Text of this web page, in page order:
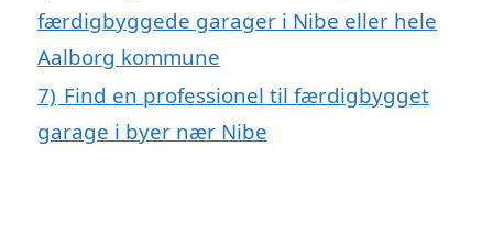
færdigbyggede garager i Nibe eller hele
Aalborg kommune
7) Find en professionel til færdigbygget
garage i byer nær Nibe